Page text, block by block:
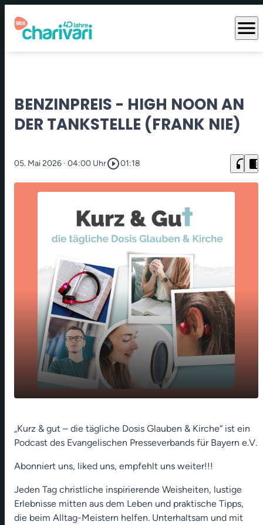
menu
BENZINPREIS - HIGH NOON AN
DER TANKSTELLE (FRANK NIE)
05. Mai 2026 · 04:00 Uhrplay_circle_outline01:18 headphones chrome_reader_mode
play_arrow (Frank Nie)
00:00 01:18
„Kurz & gut – die tägliche Dosis Glauben & Kirche“ ist ein
Podcast des Evangelischen Presseverbands für Bayern e.V.
Abonniert uns, liked uns, empfehlt uns weiter!!!
Jeden Tag christliche inspirierende Weisheiten, lustige
Erlebnisse mitten aus dem Leben und praktische Tipps,
die beim Alltag-Meistern helfen. Unterhaltsam und mit